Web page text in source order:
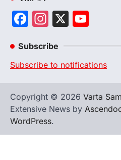
Facebook
Instagram
X
Subscribe
Subscribe to notifications
Copyright © 2026 Varta
Extensive News by
WordPress.